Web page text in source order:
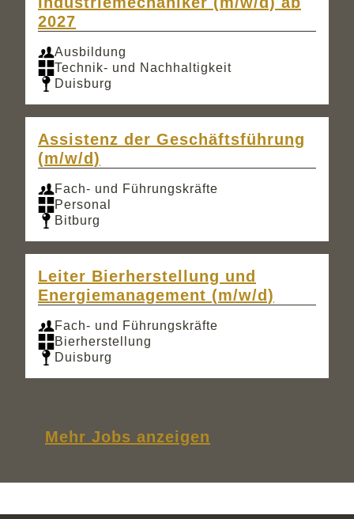
2027
Ausbildung
Technik- und Nachhaltigkeit
Duisburg
Assistenz der Geschäftsführung
(m/w/d)
Fach- und Führungskräfte
Personal
Bitburg
Leiter Bierherstellung und
Energiemanagement (m/w/d)
Fach- und Führungskräfte
Bierherstellung
Duisburg
Mehr Jobs anzeigen